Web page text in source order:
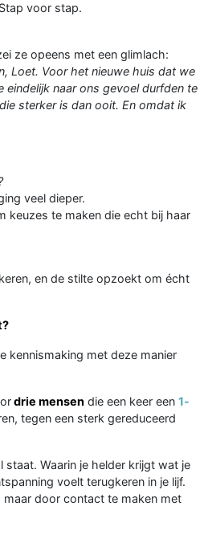
voor stap.
ze opeens met een glimlach:
Loet. Voor het nieuwe huis dat we
naar ons gevoel durfden te
sterker is dan ooit. En omdat ik
veel dieper.
keuzes te maken die echt bij haar
en de stilte opzoekt om écht
kennismaking met deze manier
drie mensen die een keer een 1-
tegen een sterk gereduceerd
staat. Waarin je helder krijgt wat je
voelt terugkeren in je lijf.
maar door contact te maken met